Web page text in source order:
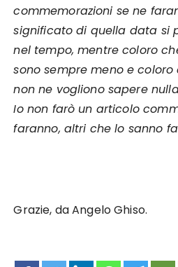
commemorazioni se ne
significato di quella data si
nel tempo, mentre coloro
sono sempre meno e
non ne vogliono sapere
Io non farò un articolo
faranno, altri che lo sanno
Grazie, da Angelo Ghiso.